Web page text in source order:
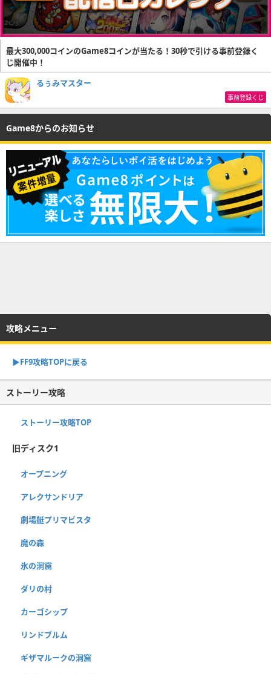
最大300,000コインのGame8コインが当たる！30秒で引ける事前登録く
じ開催中！
るぅみマスター
事前登録くじ
Game8からのお知らせ
攻略メニュー
▶︎FF9攻略TOPに戻る
ストーリー攻略
ストーリー攻略TOP
旧ディスク1
オープニング
アレクサンドリア
劇場艇プリマビスタ
魔の森
氷の洞窟
ダリの村
カーゴシップ
リンドブルム
ギザマルークの洞窟